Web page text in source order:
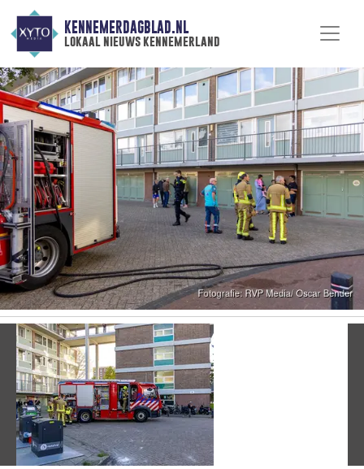
KENNEMERDAGBLAD.NL
lokaal nieuws kennemerland
Vorige